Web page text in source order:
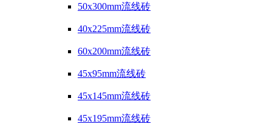
50x300mm流线砖
40x225mm流线砖
60x200mm流线砖
45x95mm流线砖
45x145mm流线砖
45x195mm流线砖